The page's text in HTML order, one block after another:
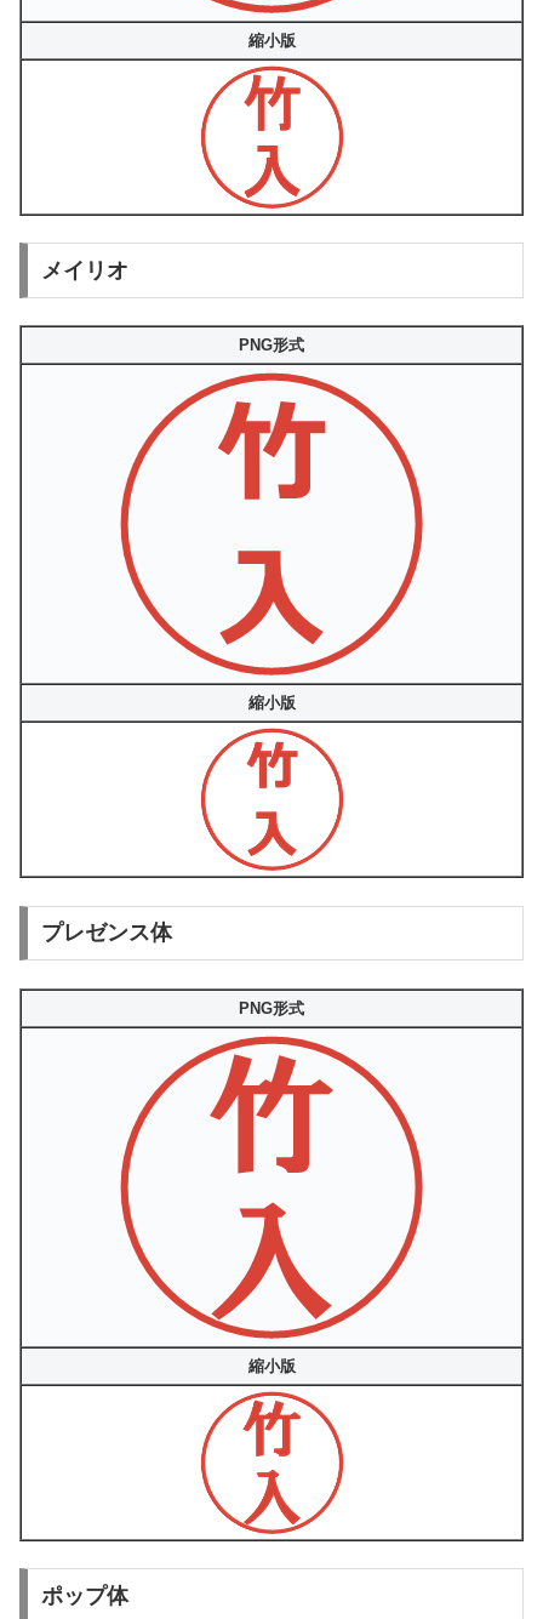
縮小版
メイリオ
PNG形式
縮小版
プレゼンス体
PNG形式
縮小版
ポップ体